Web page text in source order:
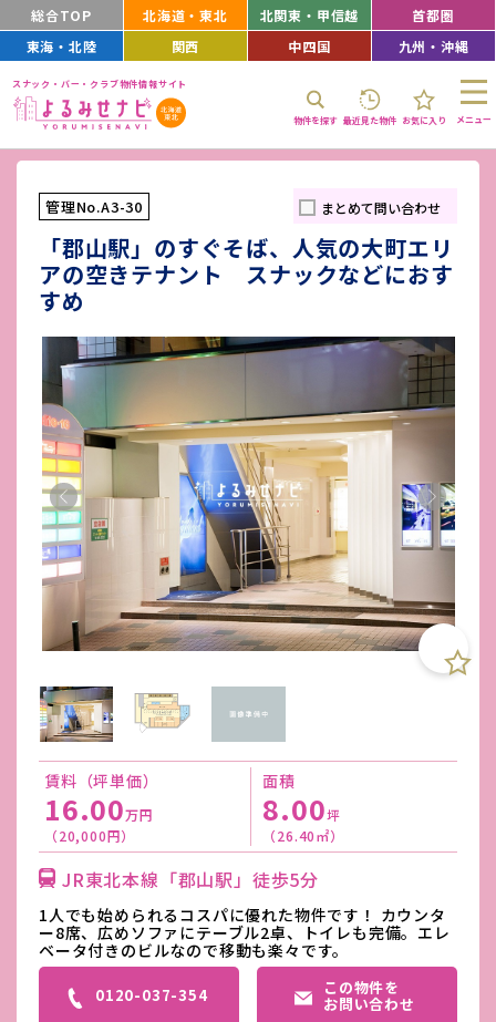
総合TOP 北海道・東北 北関東・甲信越
首都圏
東海・北陸
関西 中四国 九州・沖縄
スナック・バー・クラブ物件情報サイト
物件を探す 最近見た物件 お気に入り メニュー
管理No.A3-30 まとめて問い合わせ
「郡山駅」のすぐそば、人気の大町エリ
アの空きテナント スナックなどにおす
すめ
賃料（坪単価）
16.00万円
（20,000円）
面積
8.00坪
（26.40㎡）
JR東北本線「郡山駅」徒歩5分
1人でも始められるコスパに優れた物件です！ カウンタ
ー8席、広めソファにテーブル2卓、トイレも完備。エレ
ベータ付きのビルなので移動も楽々です。
0120-037-354 この物件を
お問い合わせ